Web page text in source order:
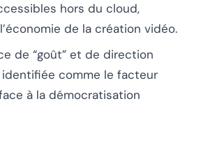
hors du cloud,
de la création vidéo.
de “goût” et de direction
comme le facteur
à la démocratisation